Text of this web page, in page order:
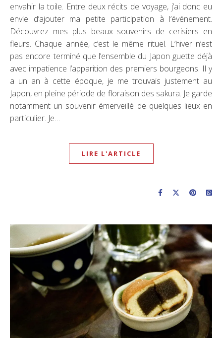
envahir la toile. Entre deux récits de voyage, j’ai donc eu
envie d’ajouter ma petite participation à l’événement.
Découvrez mes plus beaux souvenirs de cerisiers en
fleurs. Chaque année, c’est le même rituel. L’hiver n’est
pas encore terminé que l’ensemble du Japon guette déjà
avec impatience l’apparition des premiers bourgeons. Il y
a un an à cette époque, je me trouvais justement au
Japon, en pleine période de floraison des sakura. Je garde
notamment un souvenir émerveillé de quelques lieux en
particulier. Je…
LIRE L'ARTICLE